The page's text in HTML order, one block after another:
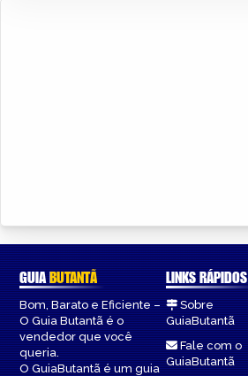
GUIABUTANTÃ
Bom, Barato e Eficiente –
O Guia Butantã é o
vendedor que você
queria.
O GuiaButantã é um guia
LINKS RÁPIDOS
Sobre
GuiaButantã
Fale com o
GuiaButantã